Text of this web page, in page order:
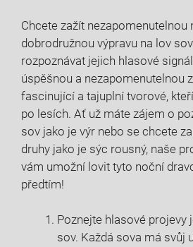
Chcete⁤ zažít ‍nezapomenutelnou⁤
dobrodružnou výpravu na lov
rozpoznávat jejich hlasové
úspěšnou a nezapomenutelnou
fascinující a⁣ tajuplní tvorové,
po lesích. Ať ⁣už máte zájem o‍
⁤sov jako je výr nebo se chcete
druhy ‌jako je​ sýc rousný, ⁣naše
vám umožní lovit tyto noční
předtím!
Poznejte hlasové projevy‍
sov. ⁢Každá sova má svůj